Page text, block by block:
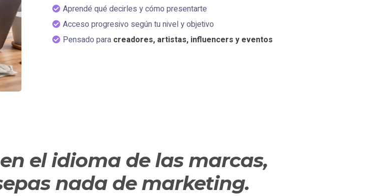
Aprendé qué decirles y cómo presentarte
Acceso progresivo según tu nivel y objetivo
Pensado para creadores, artistas, influencers y eventos
el idioma de las marcas,
nada de marketing.